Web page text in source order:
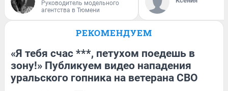
Руководитель модельного
агентства в Тюмени
РЕКОМЕНДУЕМ
«Я тебя счас ***, петухом поедешь в
зону!» Публикуем видео нападения
уральского гопника на ветерана СВО